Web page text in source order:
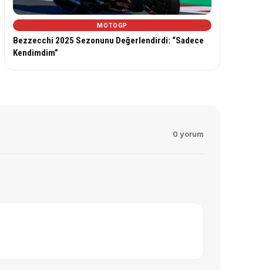
MOTOGP
Bezzecchi 2025 Sezonunu Değerlendirdi: “Sadece
Kendimdim”
0 yorum